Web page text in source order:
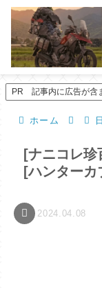
PR 記事内に広告が含
ホーム
[ナニコレ
[ハンターカ
2024.04.08